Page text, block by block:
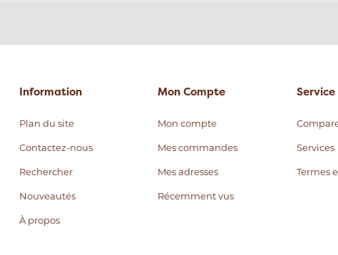
Information
Plan du site
Contactez-nous
Rechercher
Nouveautés
À propos
Mon Compte
Mon compte
Mes commandes
Mes adresses
Récemment vus
Services
Termes